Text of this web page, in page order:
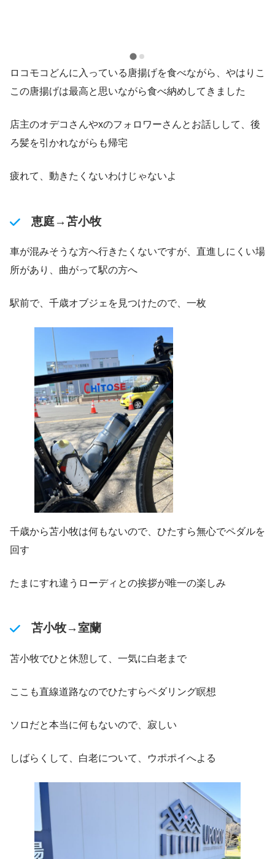
ロコモコどんに入っている唐揚げを食べながら、やはりこ
この唐揚げは最高と思いながら食べ納めしてきました
店主のオデコさんやxのフォロワーさんとお話しして、後
ろ髪を引かれながらも帰宅
疲れて、動きたくないわけじゃないよ
恵庭→苫小牧
車が混みそうな方へ行きたくないですが、直進しにくい場
所があり、曲がって駅の方へ
駅前で、千歳オブジェを見つけたので、一枚
千歳から苫小牧は何もないので、ひたすら無心でペダルを
回す
たまにすれ違うローディとの挨拶が唯一の楽しみ
苫小牧→室蘭
苫小牧でひと休憩して、一気に白老まで
ここも直線道路なのでひたすらペダリング瞑想
ソロだと本当に何もないので、寂しい
しばらくして、白老について、ウポポイへよる